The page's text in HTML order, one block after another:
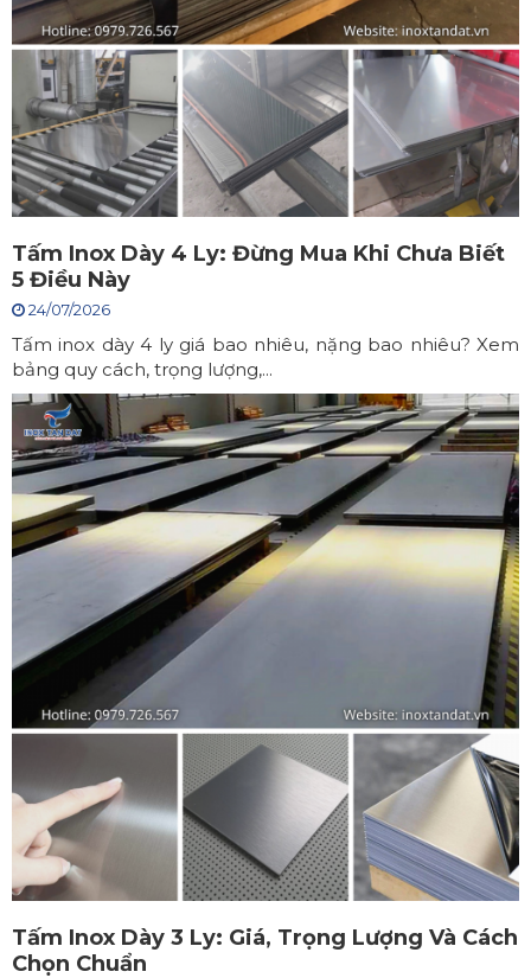
Tấm Inox Dày 4 Ly: Đừng Mua Khi Chưa Biết
5 Điều Này
24/07/2026
Tấm inox dày 4 ly giá bao nhiêu, nặng bao nhiêu? Xem
bảng quy cách, trọng lượng,...
Tấm Inox Dày 3 Ly: Giá, Trọng Lượng Và Cách
Chọn Chuẩn